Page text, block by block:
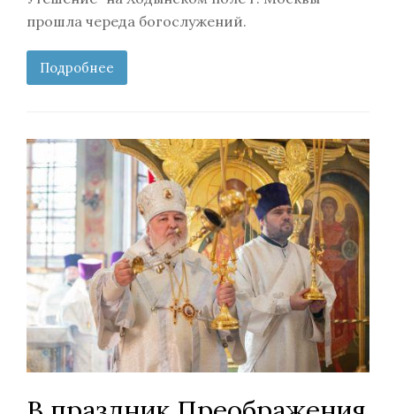
прошла череда богослужений.
Подробнее